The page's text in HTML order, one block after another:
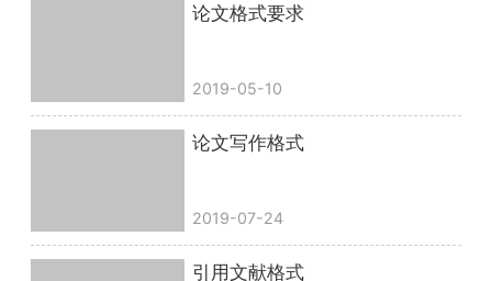
论文格式要求
2019-05-10
论文写作格式
2019-07-24
引用文献格式